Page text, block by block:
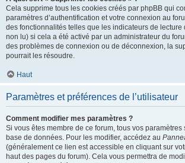
Cela supprime tous les cookies créés par phpBB qui
paramètres d’authentification et votre connexion au
des fonctionnalités telles que les indicateurs de lecture
non lu) si cela a été activé par un administrateur du
des problèmes de connexion ou de déconnexion, la
pourrait les résoudre.
Haut
Paramètres et préférences de l’utilisateur
Comment modifier mes paramètres ?
Si vous êtes membre de ce forum, tous vos paramètres
base de données. Pour les modifier, accédez au
(généralement ce lien est accessible en cliquant sur
haut des pages du forum). Cela vous permettra de